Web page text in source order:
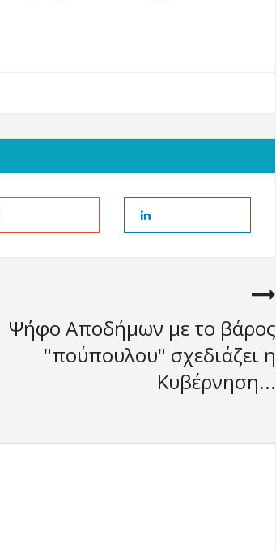
Ψήφο Αποδήμων με το βάρος
"πούπουλου" σχεδιάζει η
Κυβέρνηση...